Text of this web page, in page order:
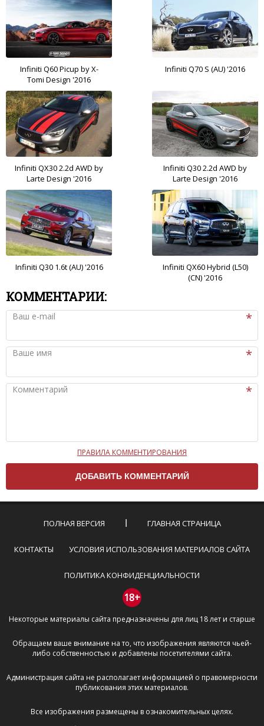
Infiniti Q60 Picup by X-
Tomi Design '2016
Infiniti Q70 S (AU) '2016
Infiniti QX30 2.2d AWD by
Larte Design '2016
Infiniti Q30 2.2d AWD by
Larte Design '2016
Infiniti Q30 1.6t (AU) '2016
Infiniti QX60 Hybrid (L50)
(CN) '2016
КОММЕНТАРИИ:
Ваш e-mail
Ваше имя
Комментарий
Чтобы ваш комментарий был опубликован на сайте,
вам нужно придерживаться следующих правил:
Комментарий не может быть слишком
эмоциональных высказываний.
Не стоит отклоняться от предмета обсуждения.
Пожалуйста, не используйте в комментарие
призывы к насилию и высказывания,
направленные на разжигание расовой,
межнациональной и религиозной розни —
пожалейте наших модераторов, они кстати
очень славные ребята, поверьте.
буквами.
Не копируйте рецензии с других сайтов, нам
важно именно ваше мнение.
Не размещайте рекламу!
И запаситесь терпением, все комментарии
публикуются только после модерации, поэтому ваш
ПРАВИЛА КОММЕНТИРОВАНИЯ
ПОЛНАЯ ВЕРСИЯ ГЛАВНАЯ СТРАНИЦА
КОНТАКТЫ УСЛОВИЯ ИСПОЛЬЗОВАНИЯ МАТЕРИАЛОВ САЙТА
ПОЛИТИКА КОНФИДЕНЦИАЛЬНОСТИ
18+
Некоторые материалы сайта предназначены для лиц 18 лет и старше
Обращаем ваше внимание на то, что изображения являются чьей-
либо собственностью и добавлены посетителями сайта.
Администрация сайта не располагает информацией о правомерности
публикования этих материалов.
Все изображения размещены в ознакомительных целях.